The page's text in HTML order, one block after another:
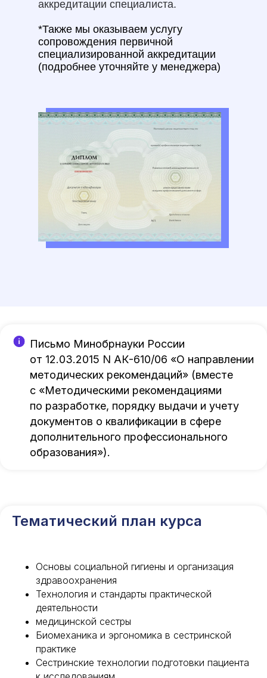
аккредитации специалиста.
*Также мы оказываем услугу
сопровождения первичной
специализированной аккредитации
(подробнее уточняйте у менеджера)
Письмо Минобрнауки России
от 12.03.2015 N АК-610/06 «О направлении
методических рекомендаций» (вместе
с «Методическими рекомендациями
по разработке, порядку выдачи и учету
документов о квалификации в сфере
дополнительного профессионального
образования»).
Тематический план курса
Основы социальной гигиены и организация
здравоохранения
Технология и стандарты практической
деятельности
медицинской сестры
Биомеханика и эргономика в сестринской
практике
Сестринские технологии подготовки пациента